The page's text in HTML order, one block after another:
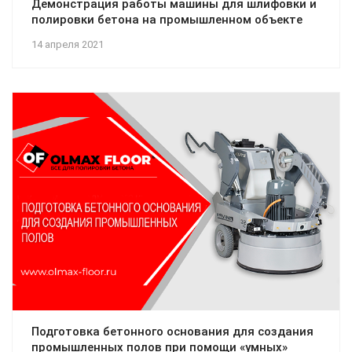
14 апреля 2021
Демонстрация работы машины для шлифовки и
полировки бетона на промышленном объекте
Подготовка бетонного основания для создания
промышленных полов при помощи «умных»